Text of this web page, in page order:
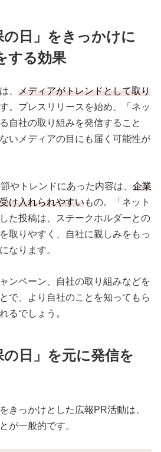
の日」をきっかけに
する効果
、 メディアがトレンドとして取り
。プレスリリースを始め、「ネッ
自社の取り組みを発信すること
いメディアの目にも届く可能性が
やトレンドにあった内容は、 企業
け入れられやすいもの。「ネット
た投稿は、ステークホルダーとの
取りやすく、自社に親しみをもっ
なります。
ンペーン、自社の取り組みなどを
で、より自社のことを知ってもら
るでしょう。
の日」を元に発信を
きっかけとした広報PR活動は、
が一般的です。